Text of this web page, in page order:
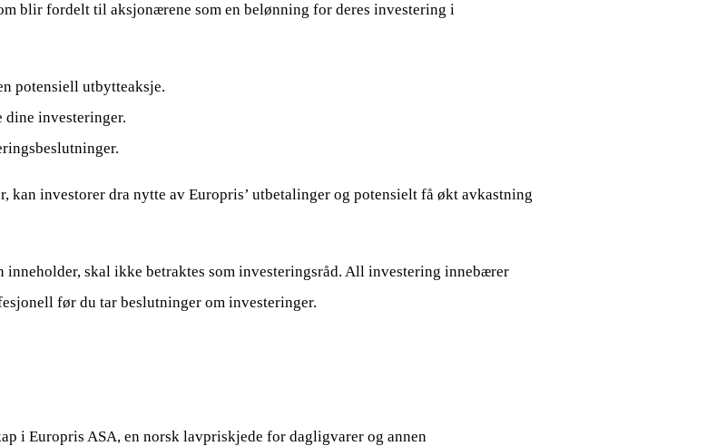
blir fordelt til aksjonærene som en belønning for deres investering i
potensiell utbytteaksje.
dine investeringer.
investorer dra nytte av Europris’ utbetalinger og potensielt få økt avkastning
inneholder, skal ikke betraktes som investeringsråd. All investering innebærer
før du tar beslutninger om investeringer.
i Europris ASA, en norsk lavpriskjede for dagligvarer og annen